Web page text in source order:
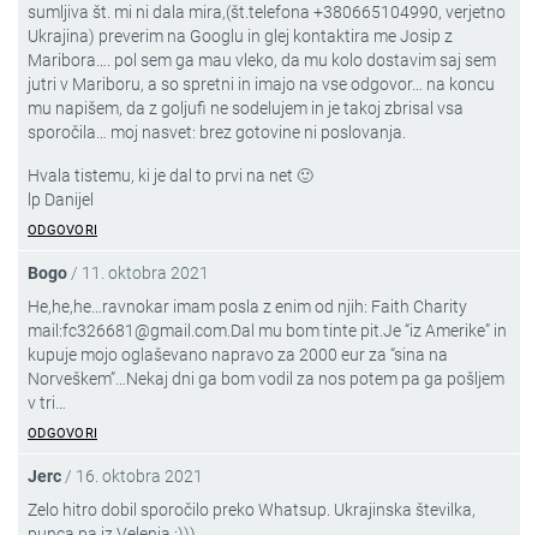
sumljiva št. mi ni dala mira,(št.telefona +380665104990, verjetno
Ukrajina) preverim na Googlu in glej kontaktira me Josip z
Maribora…. pol sem ga mau vleko, da mu kolo dostavim saj sem
jutri v Mariboru, a so spretni in imajo na vse odgovor… na koncu
mu napišem, da z goljufi ne sodelujem in je takoj zbrisal vsa
sporočila… moj nasvet: brez gotovine ni poslovanja.
Hvala tistemu, ki je dal to prvi na net 🙂
lp Danijel
ODGOVORI
Bogo / 11. oktobra 2021
He,he,he…ravnokar imam posla z enim od njih: Faith Charity
mail:fc326681@gmail.com.Dal mu bom tinte pit.Je “iz Amerike” in
kupuje mojo oglaševano napravo za 2000 eur za “sina na
Norveškem”…Nekaj dni ga bom vodil za nos potem pa ga pošljem
v tri…
ODGOVORI
Jerc / 16. oktobra 2021
Zelo hitro dobil sporočilo preko Whatsup. Ukrajinska številka,